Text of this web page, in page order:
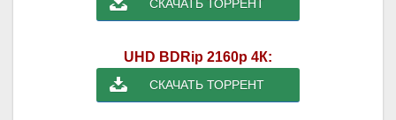
СКАЧАТЬ ТОРРЕНТ
UHD BDRip 2160p 4К:
СКАЧАТЬ ТОРРЕНТ